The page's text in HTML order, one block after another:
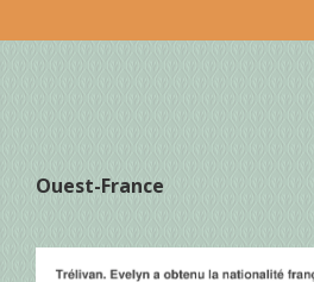
Ouest-France